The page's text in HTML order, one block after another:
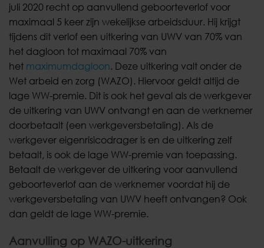
juli 2020 recht op aanvullend geboorteverlof voor
maximaal 5 keer zijn wekelijkse arbeidsduur. Hij krijgt
tijdens dit verlof een uitkering van UWV van 70% van
het dagloon tot maximaal 70% van
het maximumdagloon. Deze uitkering valt onder de
Wet arbeid en zorg (WAZO). Hiervoor geldt altijd de
lage WW-premie. Dit is ook het geval als de werkgever
de uitkering van UWV ontvangt en aan de werknemer
doorbetaalt (een werkgeversbetaling). Als de
werkgever eigenrisicodrager is en de uitkering zelf
betaalt, is ook de lage WW-premie van toepassing.
Betaalt de werkgever de uitkering voor aanvullend
geboorteverlof aan de werknemer voordat hij de
werkgeversbetaling van UWV heeft ontvangen? Ook
dan geldt de lage WW-premie.
Aanvulling op WAZO-uitkering